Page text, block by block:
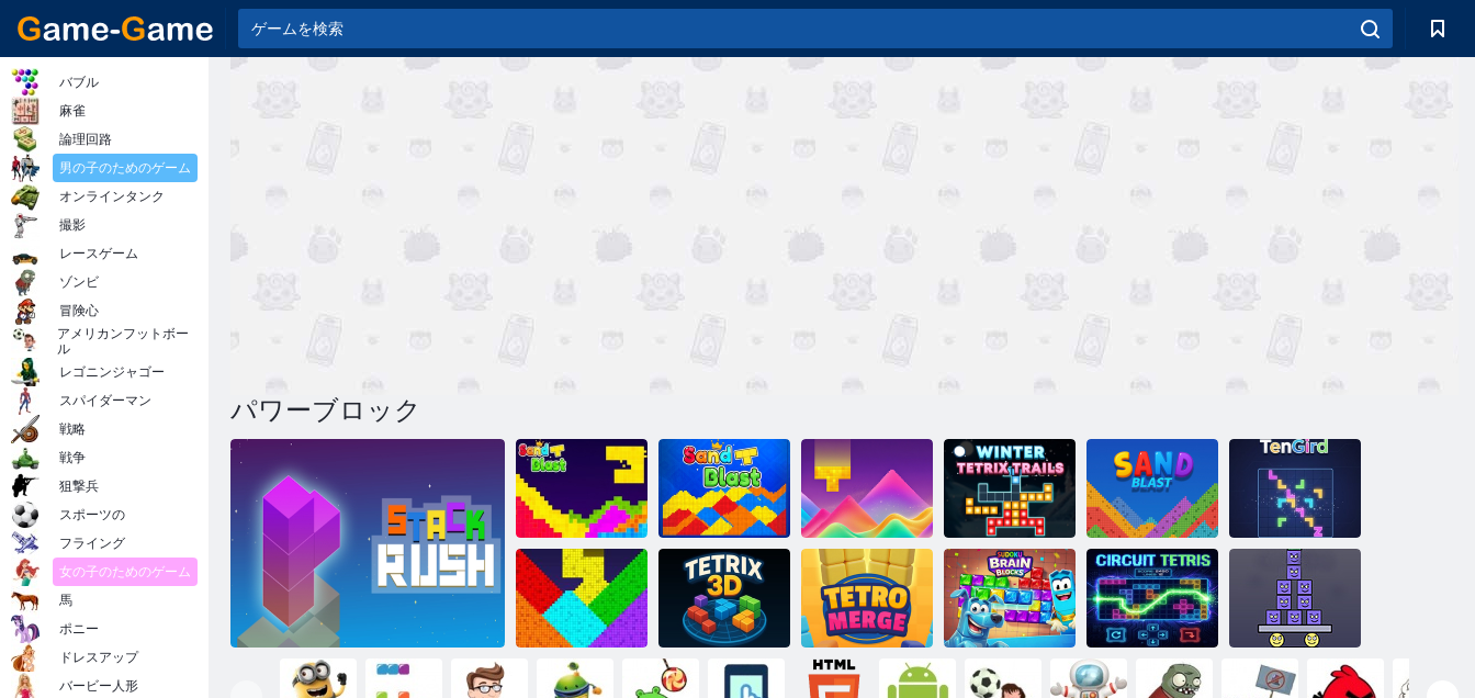
パワーブロック
サンドブラス
ト
サンドブラス
ト
フローブロッ
ク
冬のテトリッ
クス トレイル
サンドブラス
ト
テングリッド
バブル
麻雀
論理回路
男の子のためのゲーム
オンラインタンク
撮影
レースゲーム
ゾンビ
冒険心
アメリカンフットボー
ル
レゴニンジャゴー
スパイダーマン
戦略
戦争
狙撃兵
スポーツの
フライング
女の子のためのゲーム
馬
ポニー
ドレスアップ
バービー人形